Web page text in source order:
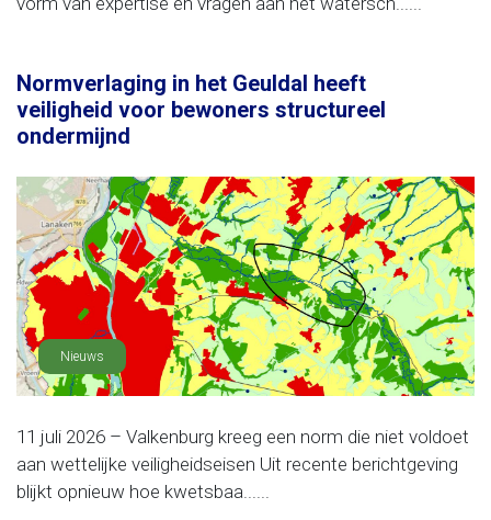
Normverlaging in het Geuldal heeft
veiligheid voor bewoners structureel
ondermijnd
Nieuws
11 juli 2026 – Valkenburg kreeg een norm die niet voldoet
aan wettelijke veiligheidseisen Uit recente berichtgeving
blijkt opnieuw hoe kwetsbaa......